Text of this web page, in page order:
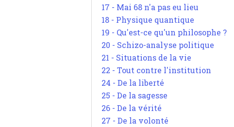
17 - Mai 68 n'a pas eu lieu
18 - Physique quantique
19 - Qu'est-ce qu'un philosophe ?
20 - Schizo-analyse politique
21 - Situations de la vie
22 - Tout contre l'institution
24 - De la liberté
25 - De la sagesse
26 - De la vérité
27 - De la volonté